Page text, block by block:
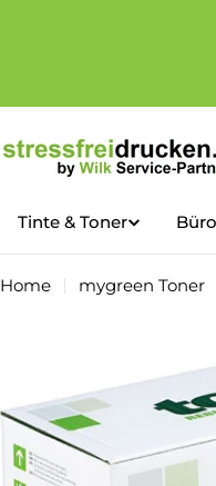
Tinte & Toner
Home mygreen Toner
Produktinformationen